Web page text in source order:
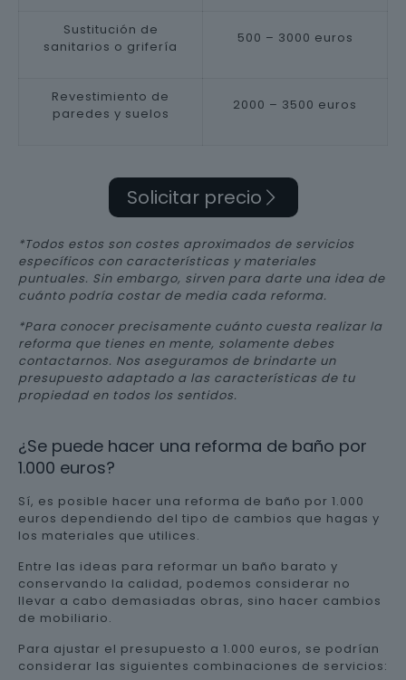
Sustitución de
sanitarios o grifería
500 – 3000 euros
Revestimiento de
paredes y suelos
2000 – 3500 euros
Solicitar precio
*Todos estos son costes aproximados de servicios
específicos con características y materiales
puntuales. Sin embargo, sirven para darte una idea de
cuánto podría costar de media cada reforma.
*Para conocer precisamente cuánto cuesta realizar la
reforma que tienes en mente, solamente debes
contactarnos. Nos aseguramos de brindarte un
presupuesto adaptado a las características de tu
propiedad en todos los sentidos.
¿Se puede hacer una reforma de baño por
1.000 euros?
Sí, es posible hacer una reforma de baño por 1.000
euros dependiendo del tipo de cambios que hagas y
los materiales que utilices.
Entre las ideas para reformar un baño barato y
conservando la calidad, podemos considerar no
llevar a cabo demasiadas obras, sino hacer cambios
de mobiliario.
Para ajustar el presupuesto a 1.000 euros, se podrían
considerar las siguientes combinaciones de servicios: